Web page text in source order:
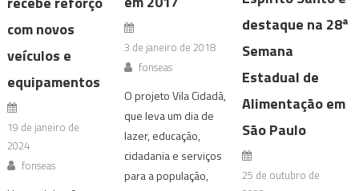
com novos
veículos e
equipamentos
19 de janeiro de
2024
fonseas
3 de janeiro de 2018
fonseas
O projeto Vila Cidadã,
que leva um dia de
lazer, educação,
cidadania e serviços
para a população,
destaque na 28ª
Semana
Estadual de
Alimentação em
São Paulo
25 de outubro de